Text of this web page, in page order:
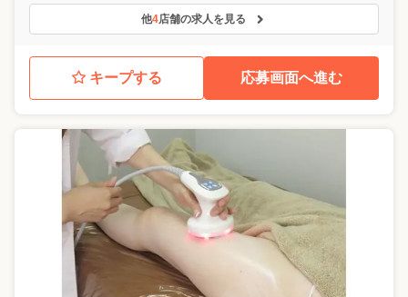
他4店舗の求人を見る
キープする 応募画面へ進む